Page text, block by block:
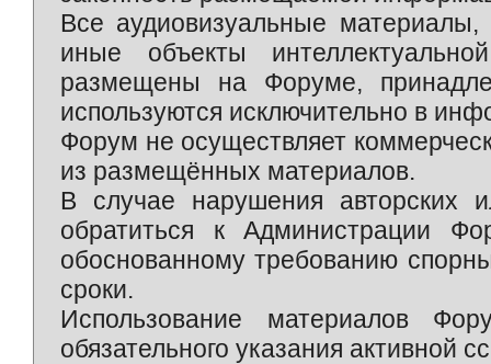
Все аудиовизуальные
иные объекты
размещены на Форуме,
используются исключительно в
Форум не осуществляет
из размещённых материалов.
В случае нарушения авторских
обратиться к Администрации
обоснованному требованию
сроки.
Использование материалов
обязательного указания активной